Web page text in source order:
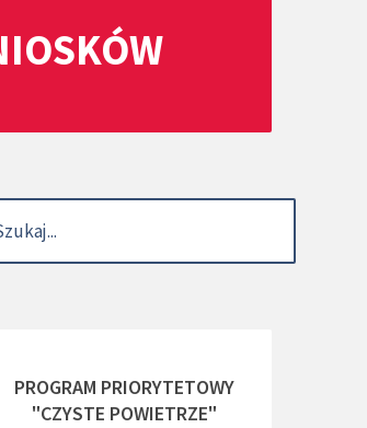
PROGRAM PRIORYTETOWY
"CZYSTE POWIETRZE"